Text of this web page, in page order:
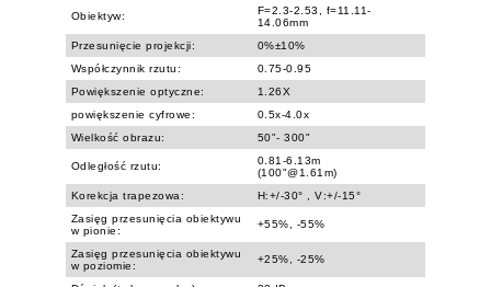
Obiektyw:
F=2.3-2.53, f=11.11-
14.06mm
Przesunięcie projekcji:
0%±10%
Współczynnik rzutu:
0.75-0.95
Powiększenie optyczne:
1.26X
powiększenie cyfrowe:
0.5x-4.0x
Wielkość obrazu:
50"- 300"
Odległość rzutu:
0.81-6.13m
(100"@1.61m)
Korekcja trapezowa:
H:+/-30° , V:+/-15°
Zasięg przesunięcia obiektywu
w pionie:
+55%, -55%
Zasięg przesunięcia obiektywu
w poziomie:
+25%, -25%